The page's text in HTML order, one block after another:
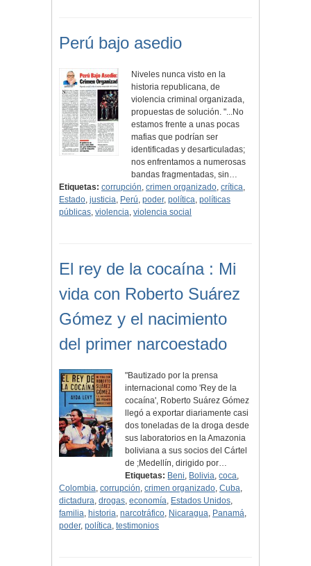
Perú bajo asedio
Niveles nunca visto en la
historia republicana, de
violencia criminal organizada,
propuestas de solución. "...No
estamos frente a unas pocas
mafias que podrían ser
identificadas y desarticuladas;
nos enfrentamos a numerosas
bandas fragmentadas, sin…
Etiquetas: corrupción, crimen organizado, crítica,
Estado, justicia, Perú, poder, política, políticas
públicas, violencia, violencia social
El rey de la cocaína : Mi
vida con Roberto Suárez
Gómez y el nacimiento
del primer narcoestado
"Bautizado por la prensa
internacional como 'Rey de la
cocaína', Roberto Suárez Gómez
llegó a exportar diariamente casi
dos toneladas de la droga desde
sus laboratorios en la Amazonia
boliviana a sus socios del Cártel
de ;Medellín, dirigido por…
Etiquetas: Beni, Bolivia,coca,
Colombia, corrupción, crimen organizado, Cuba,
dictadura, drogas, economía, Estados Unidos,
familia, historia, narcotráfico, Nicaragua, Panamá,
poder, política, testimonios